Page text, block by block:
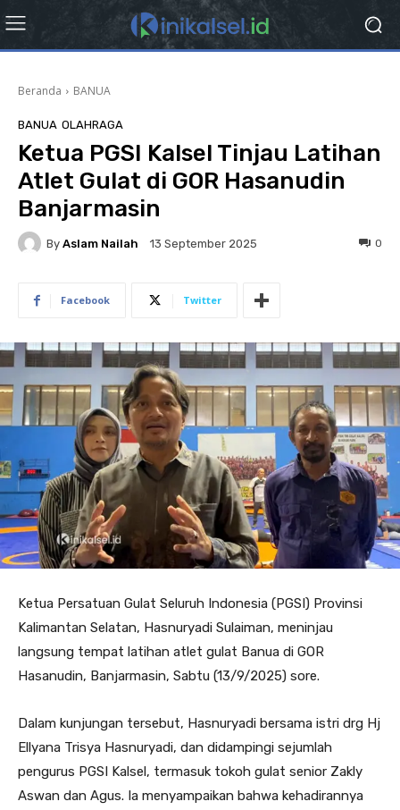
Beranda BANUA
BANUA OLAHRAGA
Ketua PGSI Kalsel Tinjau Latihan
Atlet Gulat di GOR Hasanudin
Banjarmasin
By Aslam Nailah 13 September 2025 0
Facebook Twitter
Ketua Persatuan Gulat Seluruh Indonesia (PGSI) Provinsi
Kalimantan Selatan, Hasnuryadi Sulaiman, meninjau
langsung tempat latihan atlet gulat Banua di GOR
Hasanudin, Banjarmasin, Sabtu (13/9/2025) sore.
Dalam kunjungan tersebut, Hasnuryadi bersama istri drg Hj
Ellyana Trisya Hasnuryadi, dan didampingi sejumlah
pengurus PGSI Kalsel, termasuk tokoh gulat senior Zakly
Aswan dan Agus. Ia menyampaikan bahwa kehadirannya